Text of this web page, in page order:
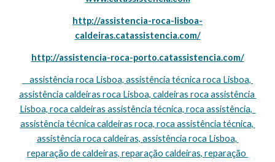
http://assistencia-roca-lisboa-
caldeiras.catassistencia.com/
http://assistencia-roca-porto.catassistencia.com/
assistência caldeiras roca Lisboa, caldeiras roca assistência
Lisboa, roca caldeiras assistência técnica, roca assistência,
assistência técnica caldeiras roca, roca assistência técnica,
assistência roca caldeiras, assistência roca Lisboa,
reparação de caldeiras, reparação caldeiras, reparação